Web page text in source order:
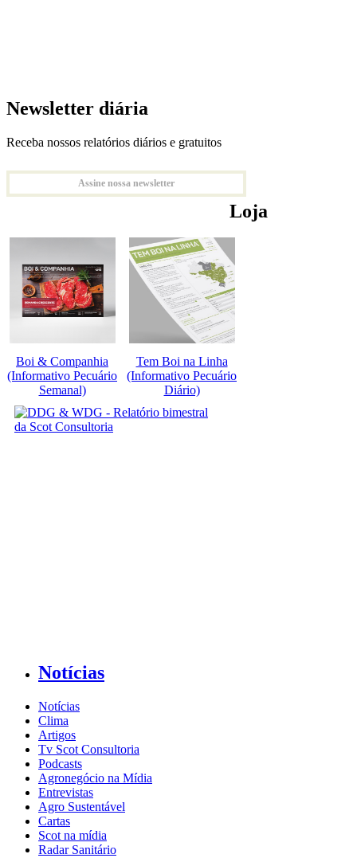
Newsletter diária
Receba nossos relatórios diários e gratuitos
Assine nossa newsletter
Loja
Boi & Companhia
(Informativo Pecuário
Semanal)
Tem Boi na Linha
(Informativo Pecuário
Diário)
Notícias
Notícias
Clima
Artigos
Tv Scot Consultoria
Podcasts
Agronegócio na Mídia
Entrevistas
Agro Sustentável
Cartas
Scot na mídia
Radar Sanitário